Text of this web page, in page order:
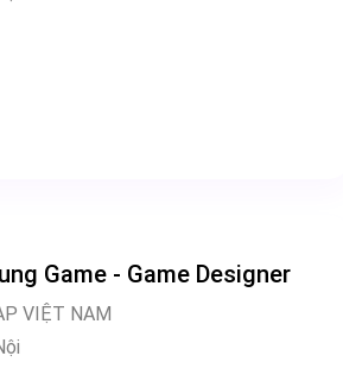
Game - Game Designer
VIỆT NAM
Nội